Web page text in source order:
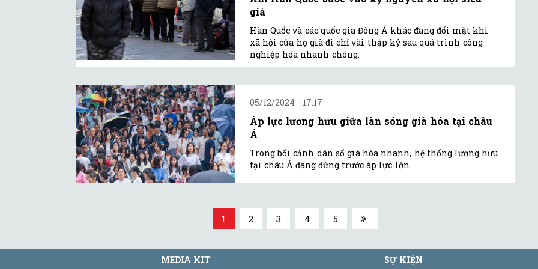
già
Hàn Quốc và các quốc gia Đông Á khác đang đối mặt khi
xã hội của họ già đi chỉ vài thập kỷ sau quá trình công
nghiệp hóa nhanh chóng.
05/12/2024 - 17:17
Áp lực lương hưu giữa làn sóng già hóa tại châu
Á
Trong bối cảnh dân số già hóa nhanh, hệ thống lương hưu
tại châu Á đang đứng trước áp lực lớn.
1 2 3 4 5
MEDIA KIT SỰ KIỆN